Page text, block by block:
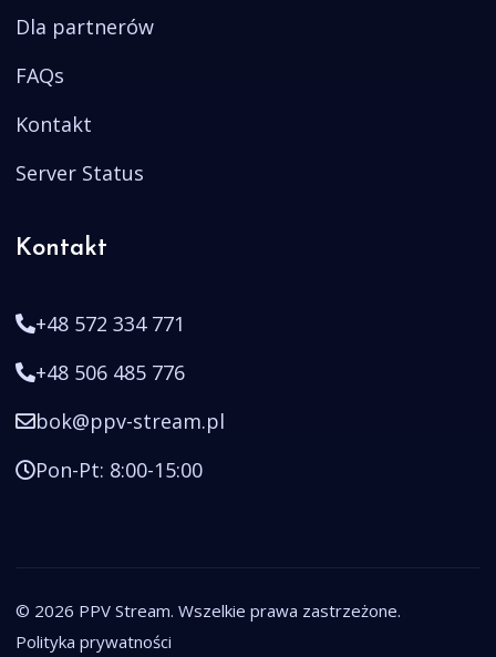
Dla partnerów
FAQs
Kontakt
Server Status
Kontakt
+48 572 334 771
+48 506 485 776
bok@ppv-stream.pl
Pon-Pt: 8:00-15:00
© 2026 PPV Stream. Wszelkie prawa zastrzeżone.
Polityka prywatności